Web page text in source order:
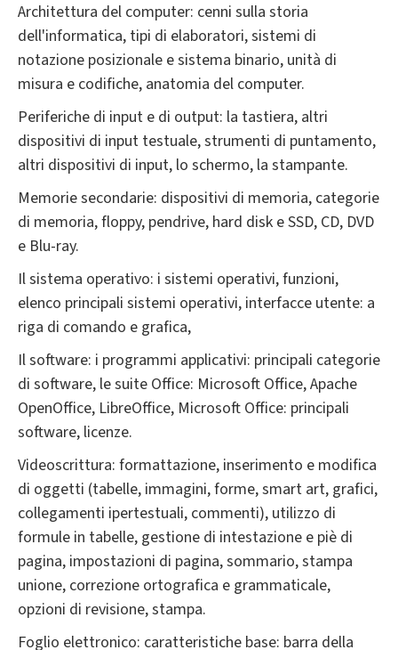
Architettura del computer: cenni sulla storia
dell'informatica, tipi di elaboratori, sistemi di
notazione posizionale e sistema binario, unità di
misura e codifiche, anatomia del computer.
Periferiche di input e di output: la tastiera, altri
dispositivi di input testuale, strumenti di puntamento,
altri dispositivi di input, lo schermo, la stampante.
Memorie secondarie: dispositivi di memoria, categorie
di memoria, floppy, pendrive, hard disk e SSD, CD, DVD
e Blu-ray.
Il sistema operativo: i sistemi operativi, funzioni,
elenco principali sistemi operativi, interfacce utente: a
riga di comando e grafica,
Il software: i programmi applicativi: principali categorie
di software, le suite Office: Microsoft Office, Apache
OpenOffice, LibreOffice, Microsoft Office: principali
software, licenze.
Videoscrittura: formattazione, inserimento e modifica
di oggetti (tabelle, immagini, forme, smart art, grafici,
collegamenti ipertestuali, commenti), utilizzo di
formule in tabelle, gestione di intestazione e piè di
pagina, impostazioni di pagina, sommario, stampa
unione, correzione ortografica e grammaticale,
opzioni di revisione, stampa.
Foglio elettronico: caratteristiche base: barra della